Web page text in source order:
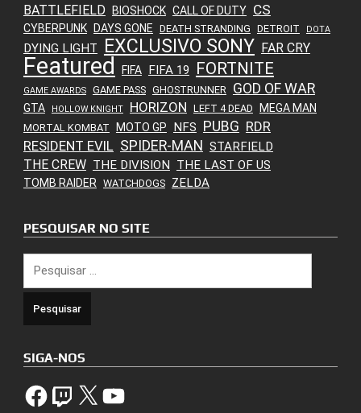
BATTLEFIELD BIOSHOCK CALL OF DUTY CS
CYBERPUNK DAYS GONE DEATH STRANDING DETROIT DOTA
DYING LIGHT EXCLUSIVO SONY FAR CRY
Featured FIFA FIFA 19 FORTNITE
GAME AWARDS GAME PASS GHOSTRUNNER GOD OF WAR
GTA HOLLOW KNIGHT HORIZON LEFT 4 DEAD MEGA MAN
MORTAL KOMBAT MOTO GP NFS PUBG RDR
RESIDENT EVIL SPIDER-MAN STARFIELD
THE CREW THE DIVISION THE LAST OF US
TOMB RAIDER WATCHDOGS ZELDA
PESQUISAR NO SITE
por:
SIGA-NOS
FacebookTwitch X YouTube